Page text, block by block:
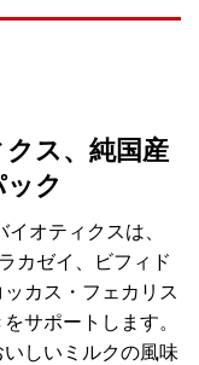
ス、純国産
ク
オティクスは、
カゼイ、ビフィド
カス・フェカリス
サポートします。
しいミルクの風味